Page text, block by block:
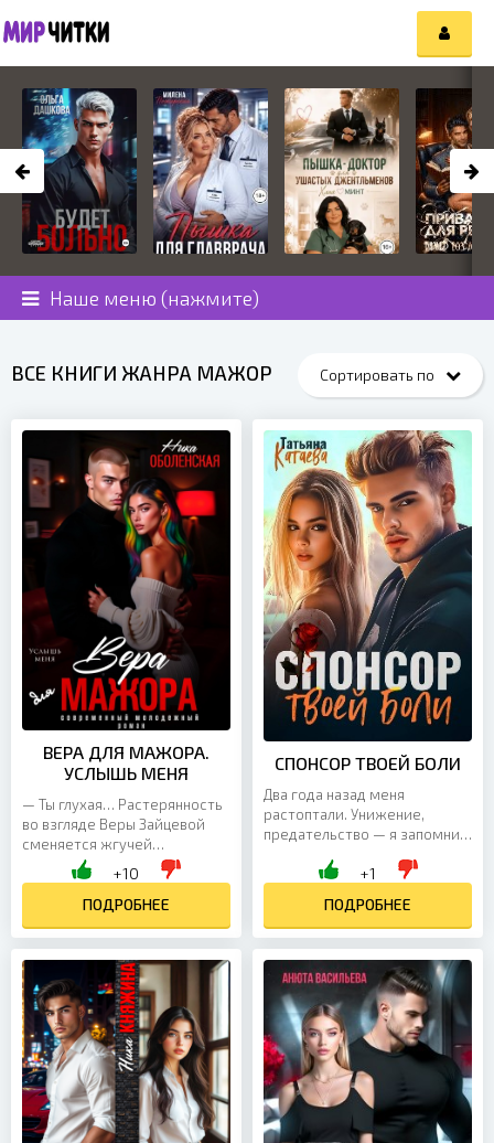
Наше меню (нажмите)
ВСЕ КНИГИ ЖАНРА МАЖОР
ВЕРА ДЛЯ МАЖОРА.
УСЛЫШЬ МЕНЯ
— Ты глухая… Растерянность
во взгляде Веры Зайцевой
сменяется жгучей
ненавистью. — Надо же, —
она выплевывает слова, как
отравленные пули, и...
+10
ПОДРОБНЕЕ
СПОНСОР ТВОЕЙ БОЛИ
Два года назад меня
растоптали. Унижение,
предательство — я запомнил
простил. И, возможно… всё
+1
ПОДРОБНЕЕ